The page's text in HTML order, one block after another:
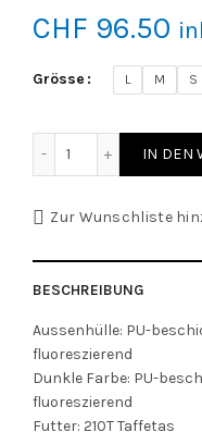
CHF 96.50
Grösse L M S
IN DEN
Zur Wunschliste
BESCHREIBUNG
Aussenhülle: PU-
fluoreszierend
Dunkle Farbe: PU-
fluoreszierend
Futter: 210T Taffetas